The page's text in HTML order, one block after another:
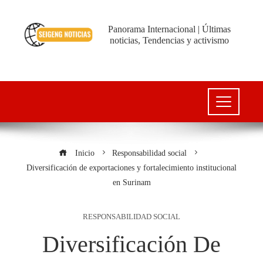
Panorama Internacional | Últimas
noticias, Tendencias y activismo
Inicio
Responsabilidad social
Diversificación de exportaciones y fortalecimiento institucional
en Surinam
RESPONSABILIDAD SOCIAL
Diversificación De